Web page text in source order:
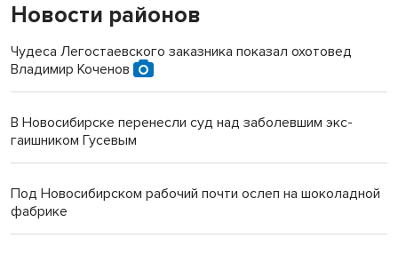
Новости районов
Чудеса Легостаевского заказника показал охотовед
Владимир Коченов
В Новосибирске перенесли суд над заболевшим экс-
гаишником Гусевым
Под Новосибирском рабочий почти ослеп на шоколадной
фабрике